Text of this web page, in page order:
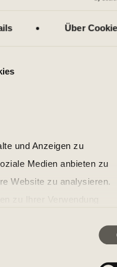
Über
und Anzeigen zu
Medien anbieten zu
Website zu analysieren.
führen diese